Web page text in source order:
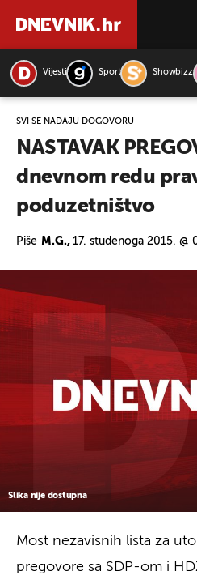
Vijesti Sport Showbizz
SVI SE NADAJU DOGOVORU
NASTAVAK
dnevnom redu
poduzetništvo
Piše M.G., 17. studenoga 2015. @
Slika nije dostupna
Most nezavisnih lista za
pregovore sa SDP-om i
PRETRAŽITE VIJESTI